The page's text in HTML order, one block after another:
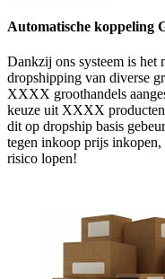
Automatische koppeling
Dankzij ons systeem is het
dropshipping van diverse
XXXX groothandels
keuze uit XXXX
dit op dropship basis
tegen inkoop prijs inkopen,
risico lopen!